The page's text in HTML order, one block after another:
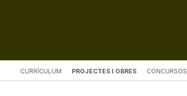
CURRÍCULUM PROJECTES I OBRES CONCURSOS